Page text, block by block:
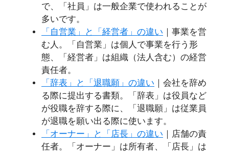
で、「社員」は一般企業で使われることが
多いです。
「自営業」と「経営者」の違い ｜事業を営
む人。「自営業」は個人で事業を行う形
態、「経営者」は組織（法人含む）の経営
責任者。
「辞表」と「退職願」の違い ｜会社を辞め
る際に提出する書類。「辞表」は役員など
が役職を辞する際に、「退職願」は従業員
が退職を願い出る際に使います。
「オーナー」と「店長」の違い ｜店舗の責
任者。「オーナー」は所有者、「店長」は